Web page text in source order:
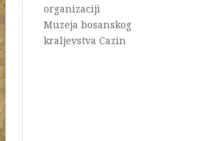
organizaciji
Muzeja bosanskog
kraljevstva Cazin